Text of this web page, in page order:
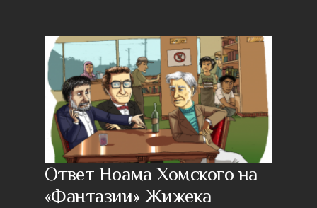
Ответ Ноама Хомского на
«Фантазии» Жижека